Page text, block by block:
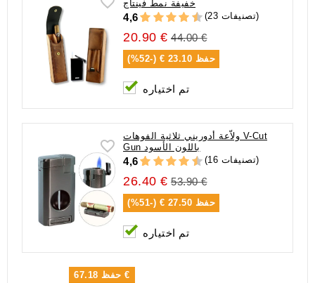
خفيفة نمط فينتاج
4,6 (23 تصنيفات)
20.90 € 44.00 €
حفظ 23.10 € (-52%)
تم اختياره
ولاّعة أدوريني ثلاثية الفوهات V-Cut
Gun باللون الأسود
4,6 (16 تصنيفات)
26.40 € 53.90 €
حفظ 27.50 € (-51%)
تم اختياره
حفظ 67.18 €